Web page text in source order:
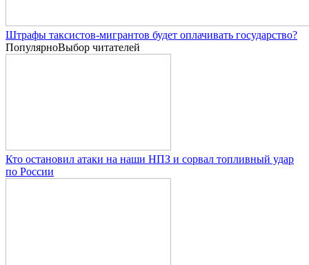
Штрафы таксистов-мигрантов будет оплачивать государство?
ПопулярноВыбор читателей
Кто остановил атаки на наши НПЗ и сорвал топливный удар
по России